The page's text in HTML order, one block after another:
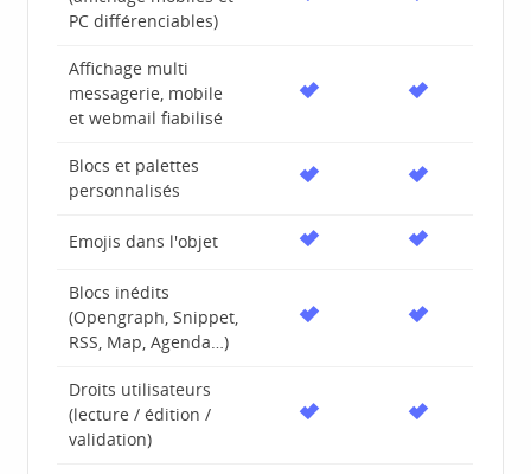
PC différenciables)
Affichage multi
messagerie, mobile
et webmail fiabilisé
Blocs et palettes
personnalisés
Emojis dans l'objet
Blocs inédits
(Opengraph, Snippet,
RSS, Map, Agenda…)
Droits utilisateurs
(lecture / édition /
validation)